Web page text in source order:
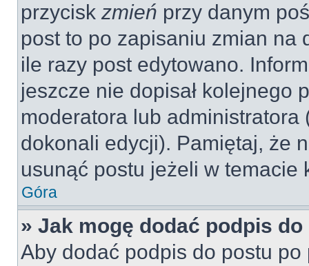
przycisk zmień przy danym
post to po zapisaniu zmian na
ile razy post edytowano.
jeszcze nie dopisał kolejnego
moderatora lub
dokonali edycji). Pamiętaj, że
usunąć postu jeżeli w temacie
Góra
» Jak mogę dodać podpis
Aby dodać podpis do postu